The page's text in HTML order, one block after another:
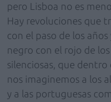
pero Lisboa no es
Hay revoluciones que
con el paso de los
negro con el rojo de
silenciosas, que dentro
nos imaginemos a los
y a las portuguesas